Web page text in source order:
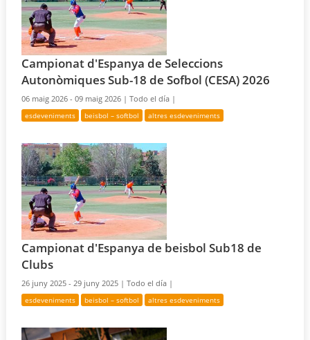
Campionat d'Espanya de Seleccions
Autonòmiques Sub-18 de Sofbol (CESA) 2026
06 maig 2026 - 09 maig 2026 |Todo el día |
esdeveniments beisbol – softbol altres esdeveniments
Campionat d'Espanya de beisbol Sub18 de
Clubs
26 juny 2025 - 29 juny 2025 |Todo el día |
esdeveniments beisbol – softbol altres esdeveniments